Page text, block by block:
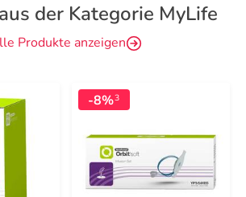
der Kategorie MyLife
Produkte anzeigen
-8%3